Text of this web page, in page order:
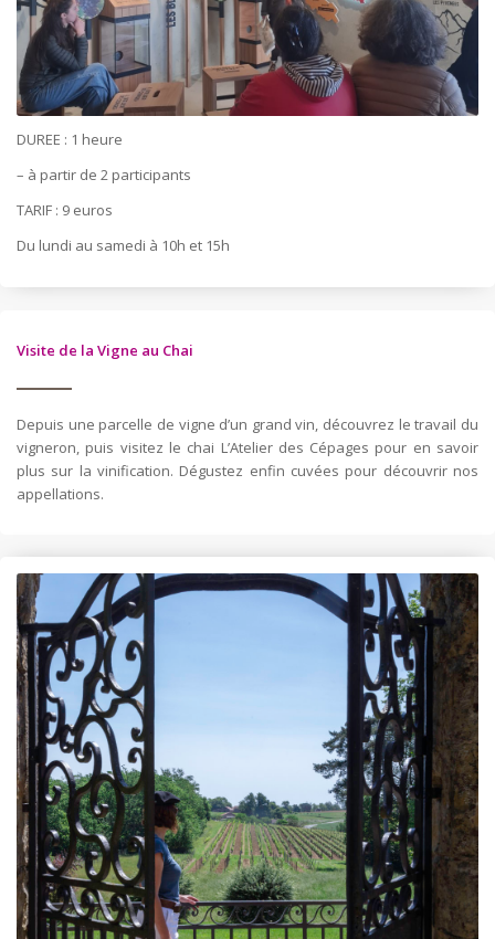
DUREE : 1 heure
– à partir de 2 participants
TARIF : 9 euros
Du lundi au samedi à 10h et 15h
Visite de la Vigne au Chai
Depuis une parcelle de vigne d’un grand vin, découvrez le travail du
vigneron, puis visitez le chai L’Atelier des Cépages pour en savoir
plus sur la vinification. Dégustez enfin cuvées pour découvrir nos
appellations.